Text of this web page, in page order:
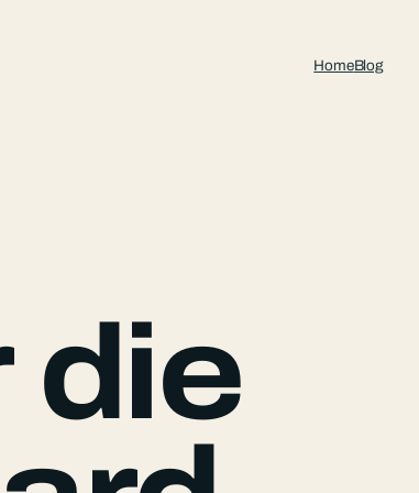
HomeBlog
die